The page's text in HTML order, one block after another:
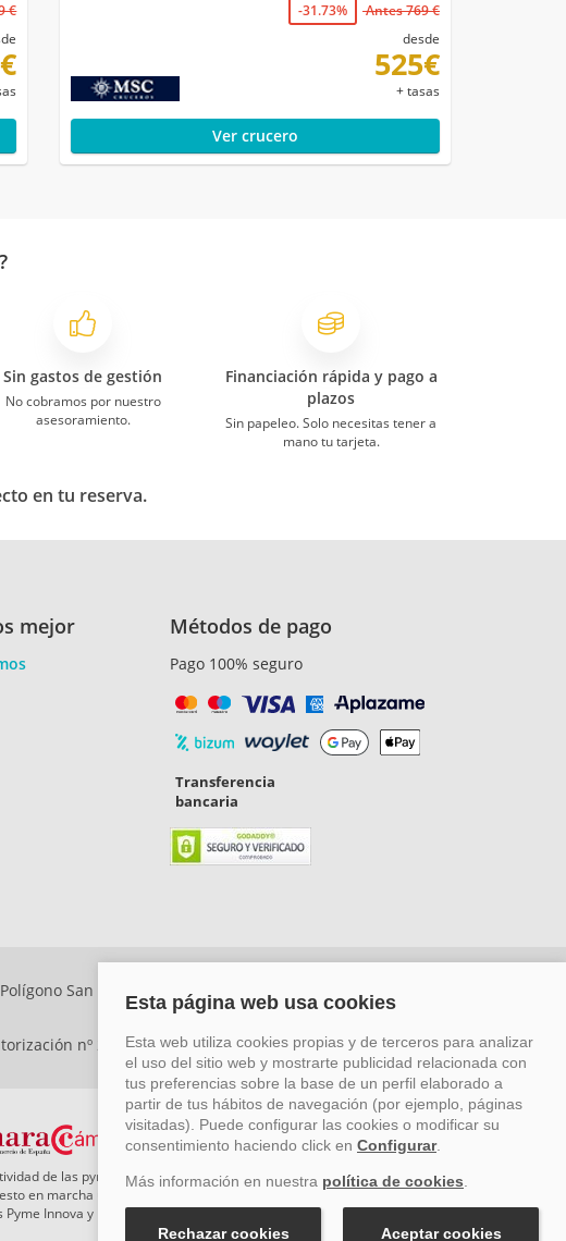
€
-31.73%
Antes 769 €
desde
525€
+ tasas
Ver crucero
Sin gastos de gestión
No cobramos por nuestro
asesoramiento.
Financiación rápida y pago a
plazos
Sin papeleo. Solo necesitas tener a
mano tu tarjeta.
en tu reserva.
mejor Métodos de pago
Pago 100% seguro
Transferencia
bancaria
San Rafael, Málaga. CP: 29006) Tel: +34 917 815 555 -
nº 29780-2
de las pymes mediante el impulso de la innovación, el desarrollo
en marcha un Plan de Acción durante el año 2026 para reforzar su
Innova y Pyme Cibersegura de la Cámara de Comercio de Málaga.